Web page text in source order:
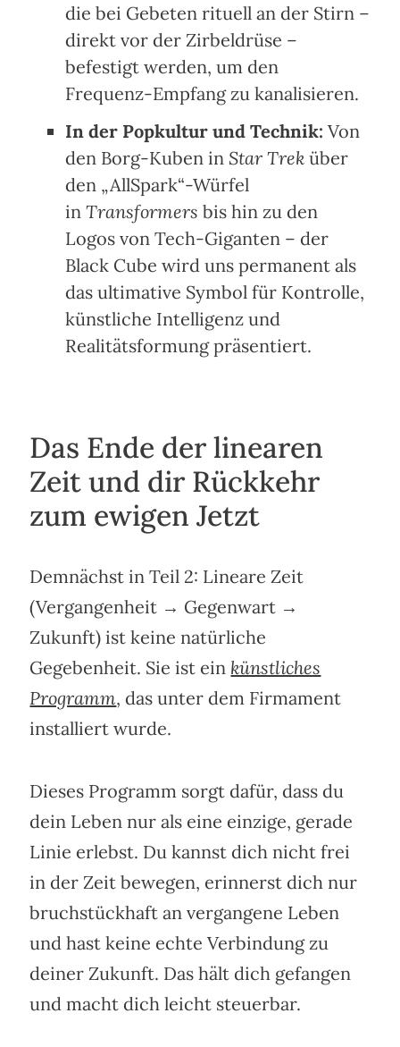
die bei Gebeten rituell an der Stirn –
direkt vor der Zirbeldrüse –
befestigt werden, um den
Frequenz-Empfang zu kanalisieren.
In der Popkultur und Technik: Von
den Borg-Kuben in Star Trek über
den „AllSpark“-Würfel
inTransformers bis hin zu den
Logos von Tech-Giganten – der
Black Cube wird uns permanent als
das ultimative Symbol für Kontrolle,
künstliche Intelligenz und
Realitätsformung präsentiert.
Das Ende der linearen
Zeit und dir Rückkehr
zum ewigen Jetzt
Demnächst in Teil 2: Lineare Zeit
(Vergangenheit → Gegenwart →
Zukunft) ist keine natürliche
Gegebenheit. Sie ist ein künstliches
Programm, das unter dem Firmament
installiert wurde.
Dieses Programm sorgt dafür, dass du
dein Leben nur als eine einzige, gerade
Linie erlebst. Du kannst dich nicht frei
in der Zeit bewegen, erinnerst dich nur
bruchstückhaft an vergangene Leben
und hast keine echte Verbindung zu
deiner Zukunft. Das hält dich gefangen
und macht dich leicht steuerbar.